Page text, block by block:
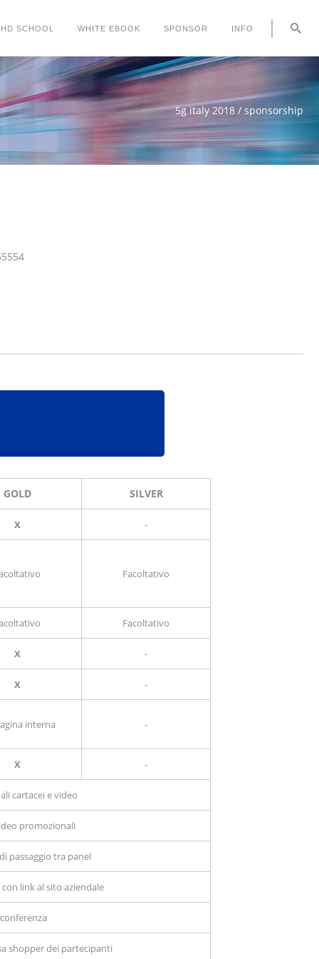
SCHOOL WHITE EBOOK SPONSOR INFO
5g italy 2018 / sponsorship
GOLD SILVER
X -
Facoltativo
Facoltativo
X -
X -
interna -
X -
cartacei e video
promozionali
passaggio tra panel
link al sito aziendale
shopper dei partecipanti